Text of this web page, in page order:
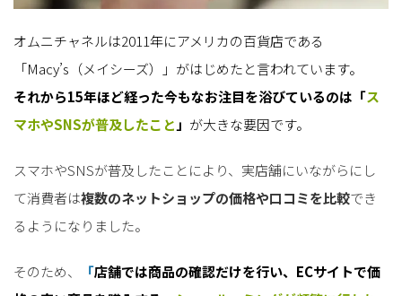
オムニチャネルは2011年にアメリカの百貨店である
「Macy’s（メイシーズ）」がはじめたと言われています。
それから15年ほど経った今もなお注目を浴びているのは「ス
マホやSNSが普及したこと 」 が大きな要因です。
スマホやSNSが普及したことにより、実店舗にいながらにし
て消費者は複数のネットショップの価格や口コミを比較でき
るようになりました。
そのため、 「店舗では商品の確認だけを行い、ECサイトで価